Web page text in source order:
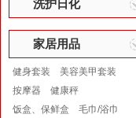
洗护日化
家居用品
健身套装
美容美甲套装
按摩器
健康秤
饭盒、保鲜盒
毛巾/浴巾